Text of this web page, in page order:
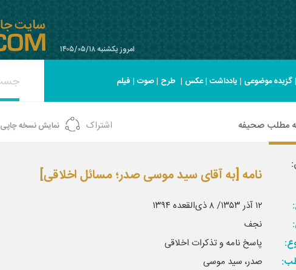
امروز یکشنبه ۱۴۰۵/۰۵/۱۸
|گزیده موضوعی | یادداشت |عکس | طرح |صوت | فیلم
مطلب صحیفه اشتراک نمایش نسخه چاپی
نامه [به آقای سید موسی صدر؛ مسائل اخلاقی]
۱۲ آذر ۱۳۵۳/ ۸ ذی‌القعده ۱۳۹۴
نجف
پاسخ نامه و تذکرات اخلاقی
صدر، سید موسی